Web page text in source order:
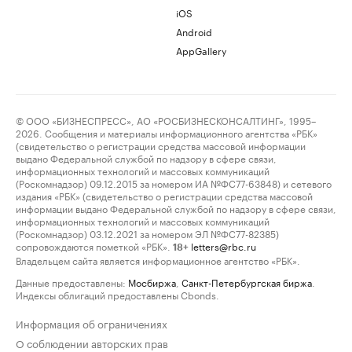
iOS
Android
AppGallery
© ООО «БИЗНЕСПРЕСС», АО «РОСБИЗНЕСКОНСАЛТИНГ», 1995–
2026. Сообщения и материалы информационного агентства «РБК»
(свидетельство о регистрации средства массовой информации
выдано Федеральной службой по надзору в сфере связи,
информационных технологий и массовых коммуникаций
(Роскомнадзор) 09.12.2015 за номером ИА №ФС77-63848) и сетевого
издания «РБК» (свидетельство о регистрации средства массовой
информации выдано Федеральной службой по надзору в сфере связи,
информационных технологий и массовых коммуникаций
(Роскомнадзор) 03.12.2021 за номером ЭЛ №ФС77-82385)
сопровождаются пометкой «РБК».
18+ letters@rbc.ru
Владельцем сайта является информационное агентство «РБК».
Данные предоставлены: Мосбиржа Санкт-Петербургская биржа
Индексы облигаций предоставлены Cbonds.
Информация об ограничениях
О соблюдении авторских прав